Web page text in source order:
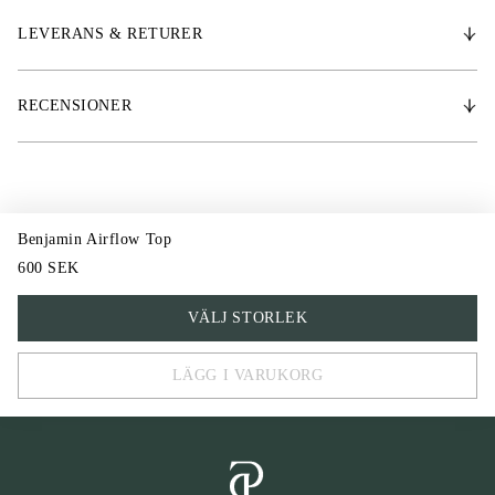
LEVERANS & RETURER
RECENSIONER
Benjamin Airflow Top
600 SEK
VÄLJ STORLEK
S
M
LÄGG I VARUKORG